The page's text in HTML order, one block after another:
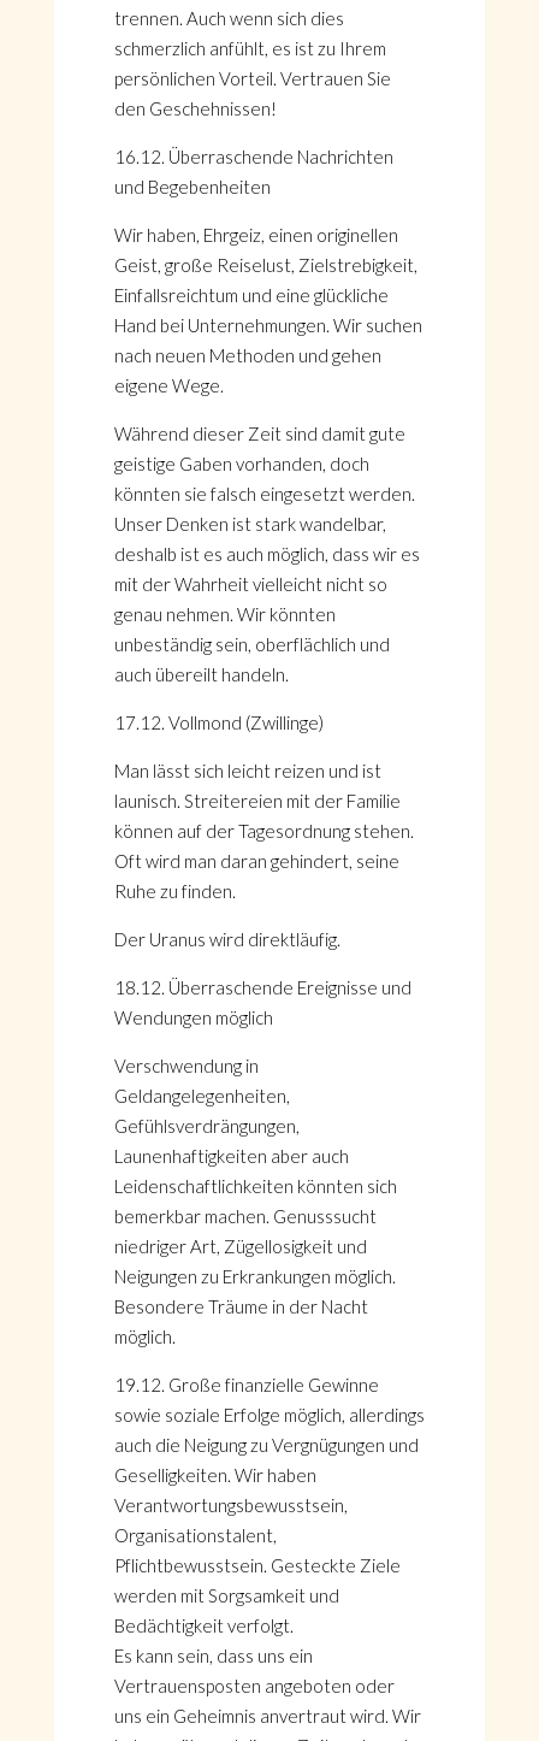
trennen. Auch wenn sich dies
schmerzlich anfühlt, es ist zu Ihrem
persönlichen Vorteil. Vertrauen Sie
den Geschehnissen!
16.12. Überraschende Nachrichten
und Begebenheiten
Wir haben, Ehrgeiz, einen originellen
Geist, große Reiselust, Zielstrebigkeit,
Einfallsreichtum und eine glückliche
Hand bei Unternehmungen. Wir suchen
nach neuen Methoden und gehen
eigene Wege.
Während dieser Zeit sind damit gute
geistige Gaben vorhanden, doch
könnten sie falsch eingesetzt werden.
Unser Denken ist stark wandelbar,
deshalb ist es auch möglich, dass wir es
mit der Wahrheit vielleicht nicht so
genau nehmen. Wir könnten
unbeständig sein, oberflächlich und
auch übereilt handeln.
17.12. Vollmond (Zwillinge)
Man lässt sich leicht reizen und ist
launisch. Streitereien mit der Familie
können auf der Tagesordnung stehen.
Oft wird man daran gehindert, seine
Ruhe zu finden.
Der Uranus wird direktläufig.
18.12. Überraschende Ereignisse und
Wendungen möglich
Verschwendung in
Geldangelegenheiten,
Gefühlsverdrängungen,
Launenhaftigkeiten aber auch
Leidenschaftlichkeiten könnten sich
bemerkbar machen. Genusssucht
niedriger Art, Zügellosigkeit und
Neigungen zu Erkrankungen möglich.
Besondere Träume in der Nacht
möglich.
19.12. Große finanzielle Gewinne
sowie soziale Erfolge möglich, allerdings
auch die Neigung zu Vergnügungen und
Geselligkeiten. Wir haben
Verantwortungsbewusstsein,
Organisationstalent,
Pflichtbewusstsein. Gesteckte Ziele
werden mit Sorgsamkeit und
Bedächtigkeit verfolgt.
Es kann sein, dass uns ein
Vertrauensposten angeboten oder
uns ein Geheimnis anvertraut wird. Wir